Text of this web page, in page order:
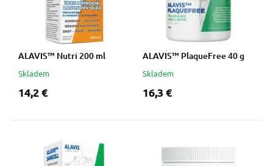
ALAVIS™ Nutri 200 ml
Skladem
14,2 €
ALAVIS™ PlaqueFree 40 g
Skladem
16,3 €